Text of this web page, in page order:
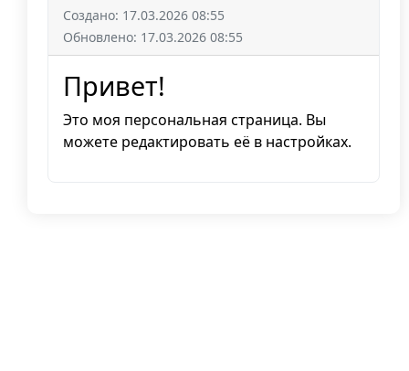
Создано: 17.03.2026 08:55
Обновлено: 17.03.2026 08:55
Привет!
Это моя персональная страница. Вы
можете редактировать её в настройках.